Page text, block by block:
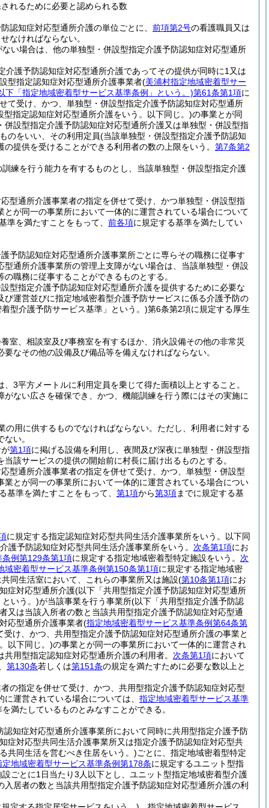
れるために必要と認められる数
認知症対応型通所介護の単位ごとに、 前項第2号の看護職員又は
なければならない。
い場合は、他の単独型・併設型指定介護予防認知症対応型通所
護予防認知症対応型通所介護であってその提供が同時に1又は
型指定認知症対応型通所介護事業者(美浦村指定地域密着型サー
下「指定地域密着型サービス基準条例」という。)第61条第1項に
て受け、かつ、単独型・併設型指定介護予防認知症対応型通所
型指定認知症対応型通所介護をいう。以下同じ。)の事業とが同
設型指定介護予防認知症対応型通所介護又は単独型・併設型指
のをいい、その利用定員(当該単独型・併設型指定介護予防認知
提供を受けることができる利用者の数の上限をいう。 第7条第2
練を行う能力を有するものとし、当該単独型・併設型指定介護
型通所介護事業者の指定を併せて受け、かつ単独型・併設型指
が同一の事業所において一体的に運営されている場合について
準を満たすことをもって、 前各項に規定する基準を満たしてい
予防認知症対応型通所介護事業所ごとに専らその職務に従事す
通所介護事業所の管理上支障がない場合は、当該単独型・併設
職務に従事することができるものとする。
型指定介護予防認知症対応型通所介護を提供するために必要な
運営並びに指定地域密着型介護予防サービスに係る介護予防の
型介護予防サービス基準」という。)第6条第2項に規定する厚生
室、相談室及び事務室を有するほか、消火設備その他の非常災
なその他の設備及び備品等を備えなければならない。
3平方メートルに利用定員を乗じて得た面積以上とすること。
ない広さを確保でき、かつ、機能訓練を行う際にはその実施に
用に供するものでなければならない。 ただし、利用者に対する
い。
第1項に掲げる設備を利用し、夜間及び深夜に単独型・併設型指
該サービスの提供の開始前に村長に届け出るものとする。
型通所介護事業者の指定を併せて受け、かつ、単独型・併設型
とが同一の事業所において一体的に運営されている場合につい
基準を満たすことをもって、 第1項から第3項までに規定する基
に規定する指定認知症対応型共同生活介護事業所をいう。以下同
護予防認知症対応型共同生活介護事業所をいう。 次条第1項にお
例第129条第1項に規定する指定地域密着型特定施設をいう。 次
域密着型サービス基準条例第150条第1項に規定する指定地域密
同生活室において、これらの事業所又は施設(第10条第1項にお
症対応型通所介護(以下「共用型指定介護予防認知症対応型通所
いう。)が当該事業を行う事業所(以下「共用型指定介護予防認
又は当該入所者の数と当該共用型指定介護予防認知症対応型通
応型通所介護事業者(指定地域密着型サービス基準条例第64条第
受け、かつ、共用型指定介護予防認知症対応型通所介護の事業と
以下同じ。)の事業とが同一の事業所において一体的に運営され
用型指定認知症対応型通所介護の利用者。 次条第1項において
第130条若しくは第151条の規定を満たすために必要な数以上と
の指定を併せて受け、かつ、共用型指定介護予防認知症対応型
運営されている場合については、 指定地域密着型サービス基準
満たしているものとみなすことができる。
認知症対応型通所介護事業所において同時に共用型指定介護予防
症対応型共同生活介護事業所又は指定介護予防認知症対応型共
共同生活を営むべき住居をいう。)ごとに、指定地域密着型特定
定地域密着型サービス基準条例第178条に規定するユニット型指
ごとに1日当たり3人以下とし、ユニット型指定地域密着型介護
居者の数と当該共用型指定介護予防認知症対応型通所介護の利